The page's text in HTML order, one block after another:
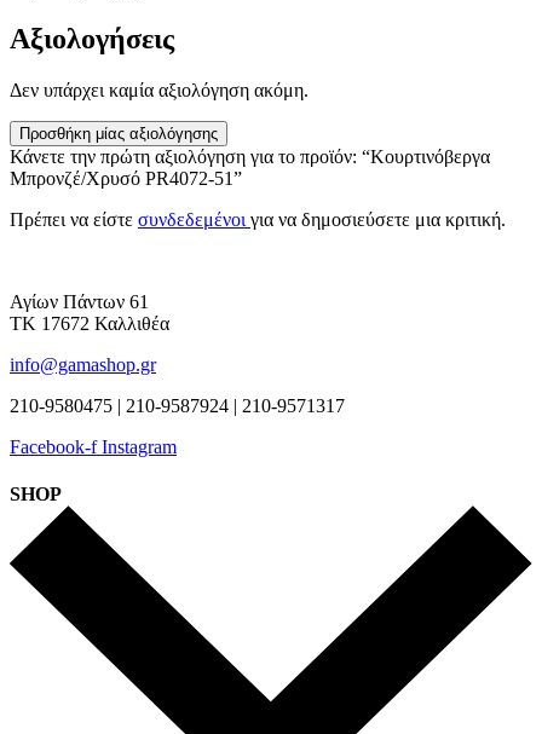
Αξιολογήσεις
Δεν υπάρχει καμία αξιολόγηση ακόμη.
Προσθήκη μίας αξιολόγησης
Κάνετε την πρώτη αξιολόγηση για το προϊόν: “Κουρτινόβεργα
Μπρονζέ/Χρυσό PR4072-51”
Πρέπει να είστε συνδεδεμένοι για να δημοσιεύσετε μια κριτική.
Αγίων Πάντων 61
ΤΚ 17672 Καλλιθέα
info@gamashop.gr
210-9580475 | 210-9587924 | 210-9571317
Facebook-f Instagram
SHOP